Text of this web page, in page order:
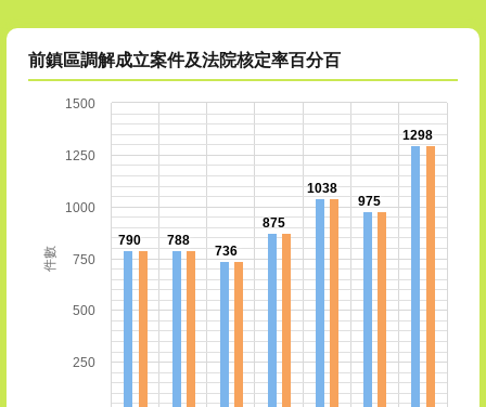
前鎮區調解成立案件及法院核定率百分百
件數
790 788
736
875
1038
975
1298
250
500
750
1000
1250
1500